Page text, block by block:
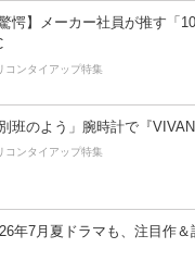
驚愕】メーカー社員が推す「
コンタイアップ特集
別班のよう」腕時計で『
コンタイアップ特集
年7月夏ドラマも、注目作＆